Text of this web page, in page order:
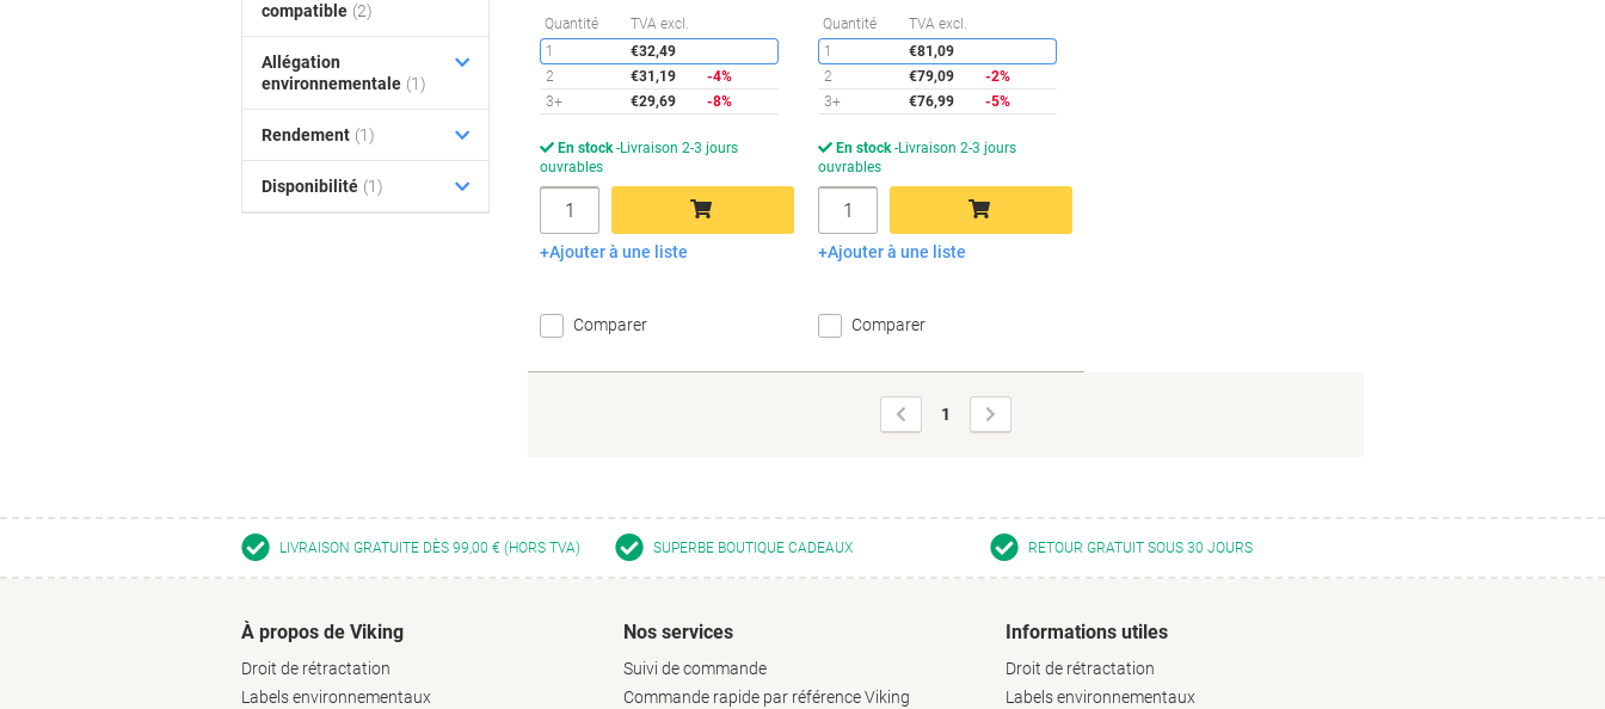
Quantité TVA excl.
Économies
1
€32,49
2
€31,19
-4%
3+
€29,69 -8%
En stock Livraison 2-3 jours
ouvrables
Quantité
Ajouter au panier
Ajouter à une liste
Comparer
Quantité TVA excl.
1
€81,09
2
€79,09
-2%
3+
€76,99 -5%
En stock Livraison 2-3 jours
ouvrables
Quantité
Ajouter au panier
Ajouter à une liste
Comparer
Page
précédente
1
suivante
compatible (2)
Allégation
environnementale (1)
Rendement (1)
Disponibilité (1)
LIVRAISON GRATUITE DÈS 99,00 € (HORS TVA) SUPERBE BOUTIQUE CADEAUX RETOUR GRATUIT SOUS 30 JOURS
À propos de Viking
Droit de rétractation
Labels environnementaux
Nos services
Suivi de commande
Commande rapide par référence Viking
Informations utiles
Droit de rétractation
Labels environnementaux